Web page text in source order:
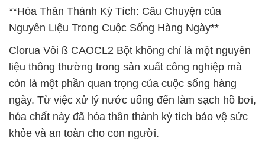
**Hóa Thân Thành Kỳ Tích: Câu Chuyện của
Nguyên Liệu Trong Cuộc Sống Hàng Ngày**
Clorua Vôi ß CAOCL2 Bột không chỉ là một nguyên
liệu thông thường trong sản xuất công nghiệp mà
còn là một phần quan trọng của cuộc sống hàng
ngày. Từ việc xử lý nước uống đến làm sạch hồ bơi,
hóa chất này đã hóa thân thành kỳ tích bảo vệ sức
khỏe và an toàn cho con người.